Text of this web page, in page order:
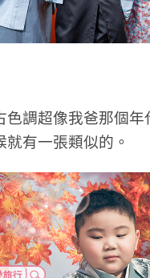
調超像我爸那個年
就有一張類似的。